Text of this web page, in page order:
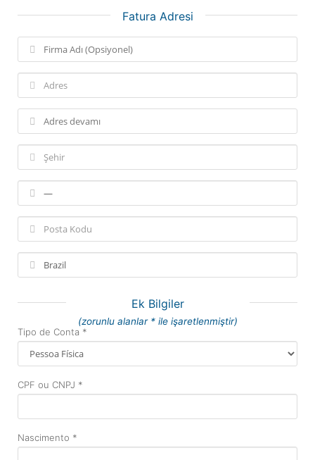
Fatura Adresi
Ek Bilgiler
(zorunlu alanlar * ile işaretlenmiştir)
Tipo de Conta *
CPF ou CNPJ *
Nascimento *